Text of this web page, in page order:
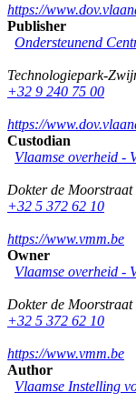
https://
Publisher
Ondersteunend
Technologiepark-
+32 9 240 75 00
https://
Custodian
Vlaamse overheid -
Dokter de Moorstraat
+32 5 372 62 10
https://www.vmm.be
Owner
Vlaamse overheid -
Dokter de Moorstraat
+32 5 372 62 10
https://www.vmm.be
Author
Vlaamse Instelling